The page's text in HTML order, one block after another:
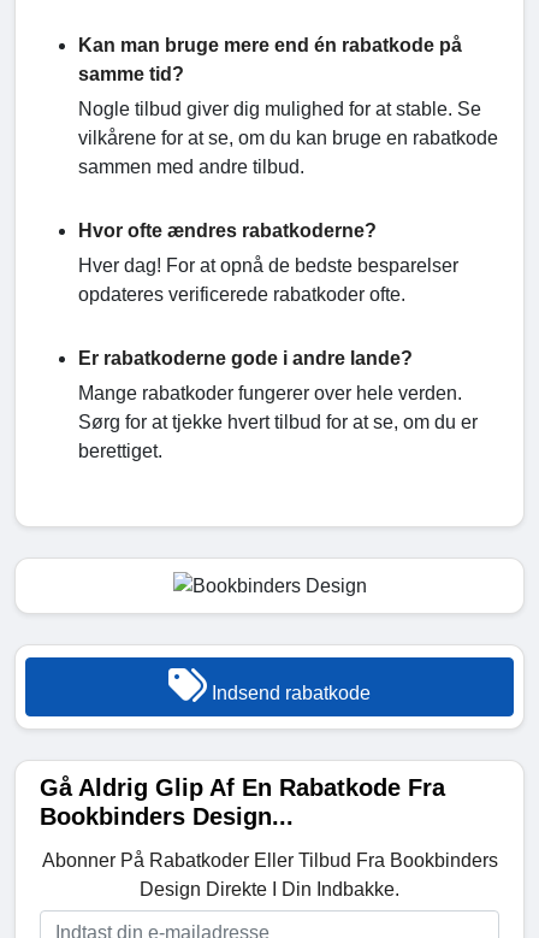
Kan man bruge mere end én rabatkode på
samme tid?
Nogle tilbud giver dig mulighed for at stable. Se
vilkårene for at se, om du kan bruge en rabatkode
sammen med andre tilbud.
Hvor ofte ændres rabatkoderne?
Hver dag! For at opnå de bedste besparelser
opdateres verificerede rabatkoder ofte.
Er rabatkoderne gode i andre lande?
Mange rabatkoder fungerer over hele verden.
Sørg for at tjekke hvert tilbud for at se, om du er
berettiget.
Indsend rabatkode
Gå Aldrig Glip Af En Rabatkode Fra
Bookbinders Design...
Abonner På Rabatkoder Eller Tilbud Fra Bookbinders
Design Direkte I Din Indbakke.